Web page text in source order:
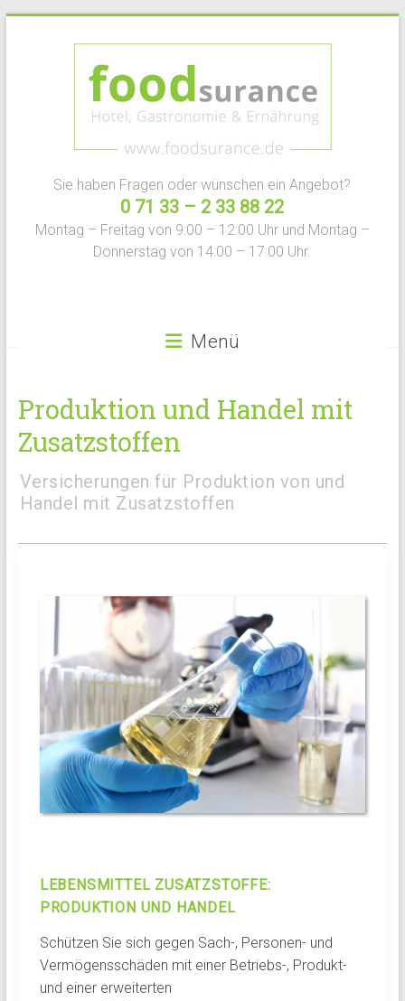
foodSurance.de
Versicherungen
Sie haben Fragen oder wünschen ein Angebot?
0 71 33 – 2 33 88 22
Montag – Freitag von 9:00 – 12:00 Uhr und Montag –
Donnerstag von 14:00 – 17:00 Uhr.
Menü
Produktion und Handel mit
Zusatzstoffen
Versicherungen für Produktion von und
Handel mit Zusatzstoffen
LEBENSMITTEL ZUSATZSTOFFE:
PRODUKTION UND HANDEL
Schützen Sie sich gegen Sach-, Personen- und
Vermögensschäden mit einer Betriebs-, Produkt-
und einer erweiterten